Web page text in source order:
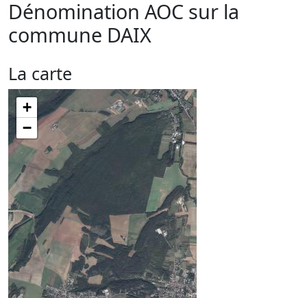
Dénomination AOC sur la
commune DAIX
La carte
+
−